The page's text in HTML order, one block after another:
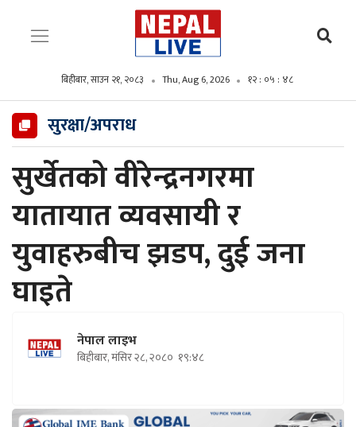
बिहीबार, साउन २१, २०८३ Thu, Aug 6, 2026 १२ : ०५ : ४९
सुरक्षा/अपराध
सुर्खेतको वीरेन्द्रनगरमा
यातायात व्यवसायी र
युवाहरुबीच झडप, दुई जना
घाइते
नेपाल लाइभ
बिहीबार, मंसिर २८, २०८० १९:४८